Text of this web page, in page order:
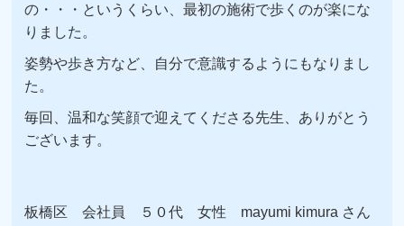
の・・・というくらい、最初の施術で歩くのが楽にな
りました。
姿勢や歩き方など、自分で意識するようにもなりまし
た。
毎回、温和な笑顔で迎えてくださる先生、ありがとう
ございます。
板橋区 会社員 ５０代 女性 mayumi kimura さん